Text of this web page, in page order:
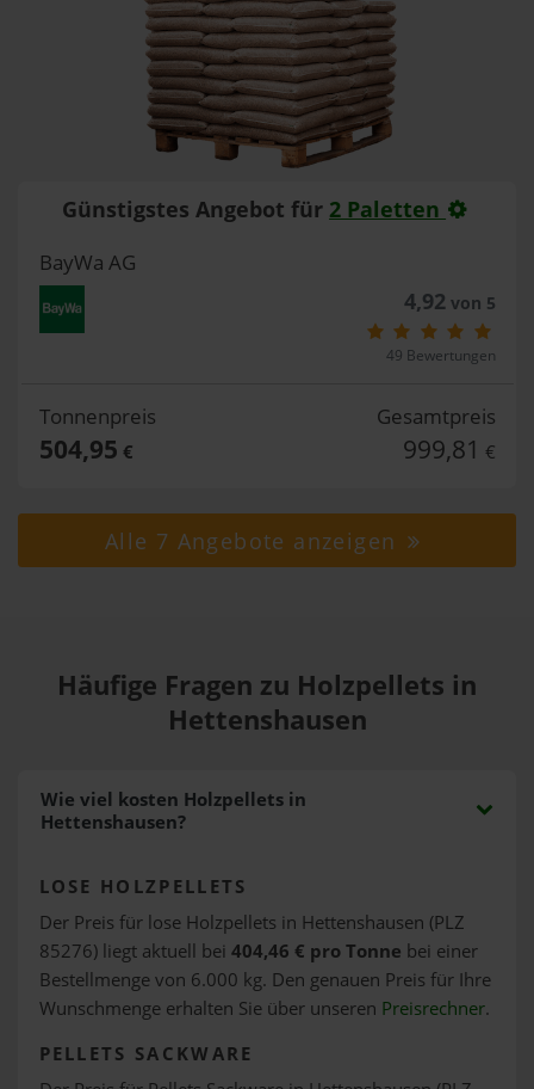
Günstigstes Angebot für 2 Paletten
BayWa AG
4,92von 5
49 Bewertungen
Tonnenpreis
504,95 €
Gesamtpreis
999,81 €
Alle 7 Angebote anzeigen
Häufige Fragen zu Holzpellets in
Hettenshausen
Wie viel kosten Holzpellets in
Hettenshausen?
LOSE HOLZPELLETS
Der Preis für lose Holzpellets in Hettenshausen (PLZ
85276) liegt aktuell bei 404,46 € pro Tonne bei einer
Bestellmenge von 6.000 kg. Den genauen Preis für Ihre
Wunschmenge erhalten Sie über unseren Preisrechner.
PELLETS SACKWARE